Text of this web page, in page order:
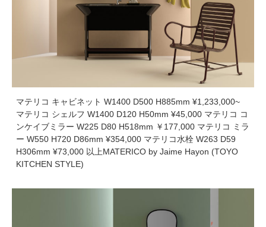
マテリコ キャビネット W1400 D500 H885mm ¥1,233,000~
マテリコ シェルフ W1400 D120 H50mm ¥45,000 マテリコ コ
ンケイブミラー W225 D80 H518mm ￥177,000 マテリコ ミラ
ー W550 H720 D86mm ¥354,000 マテリコ水栓 W263 D59
H306mm ¥73,000 以上MATERICO by Jaime Hayon (TOYO
KITCHEN STYLE)